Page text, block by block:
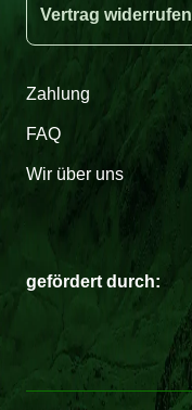
Vertrag widerrufen
Zahlung
FAQ
Wir über uns
gefördert durch: